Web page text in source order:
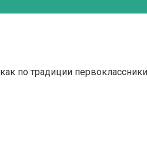
по традиции